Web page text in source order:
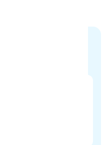
3e